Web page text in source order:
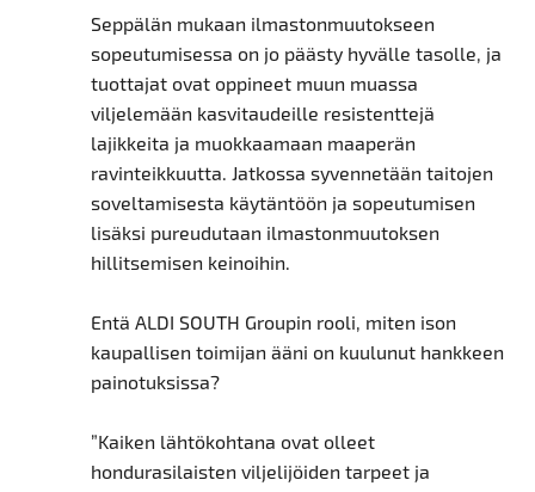
Seppälän mukaan ilmastonmuutokseen
sopeutumisessa on jo päästy hyvälle tasolle, ja
tuottajat ovat oppineet muun muassa
viljelemään kasvitaudeille resistenttejä
lajikkeita ja muokkaamaan maaperän
ravinteikkuutta. Jatkossa syvennetään taitojen
soveltamisesta käytäntöön ja sopeutumisen
lisäksi pureudutaan ilmastonmuutoksen
hillitsemisen keinoihin.
Entä ALDI SOUTH Groupin rooli, miten ison
kaupallisen toimijan ääni on kuulunut hankkeen
painotuksissa?
”Kaiken lähtökohtana ovat olleet
hondurasilaisten viljelijöiden tarpeet ja